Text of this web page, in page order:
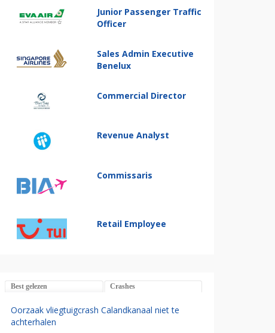
Junior Passenger Traffic
Officer
Sales Admin Executive
Benelux
Commercial Director
Revenue Analyst
Commissaris
Retail Employee
Best gelezen Crashes
Oorzaak vliegtuigcrash Calandkanaal niet te
achterhalen